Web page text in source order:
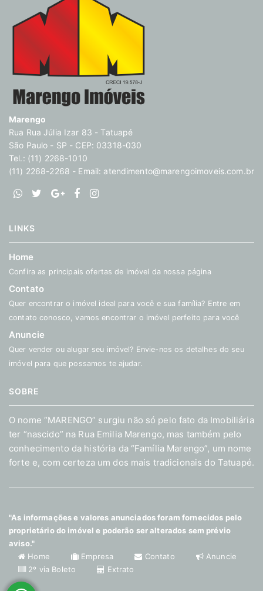
Marengo
Rua Rua Júlia Izar 83 - Tatuapé
São Paulo - SP - CEP: 03318-030
Tel.: (11) 2268-1010
(11) 2268-2268 - Email: atendimento@marengoimoveis.com.br
LINKS
Home
Confira as principais ofertas de imóvel da nossa página
Contato
Quer encontrar o imóvel ideal para você e sua família? Entre em
contato conosco, vamos encontrar o imóvel perfeito para você
Anuncie
Quer vender ou alugar seu imóvel? Envie-nos os detalhes do seu
imóvel para que possamos te ajudar.
SOBRE
O nome “MARENGO” surgiu não só pelo fato da Imobiliária
ter “nascido” na Rua Emilia Marengo, mas também pelo
conhecimento da história da “Família Marengo”, um nome
forte e, com certeza um dos mais tradicionais do Tatuapé.
"As informações e valores anunciados foram fornecidos pelo
proprietário do imóvel e poderão ser alterados sem prévio
aviso."
Home
Empresa Contato
Anuncie
2º via Boleto
Extrato